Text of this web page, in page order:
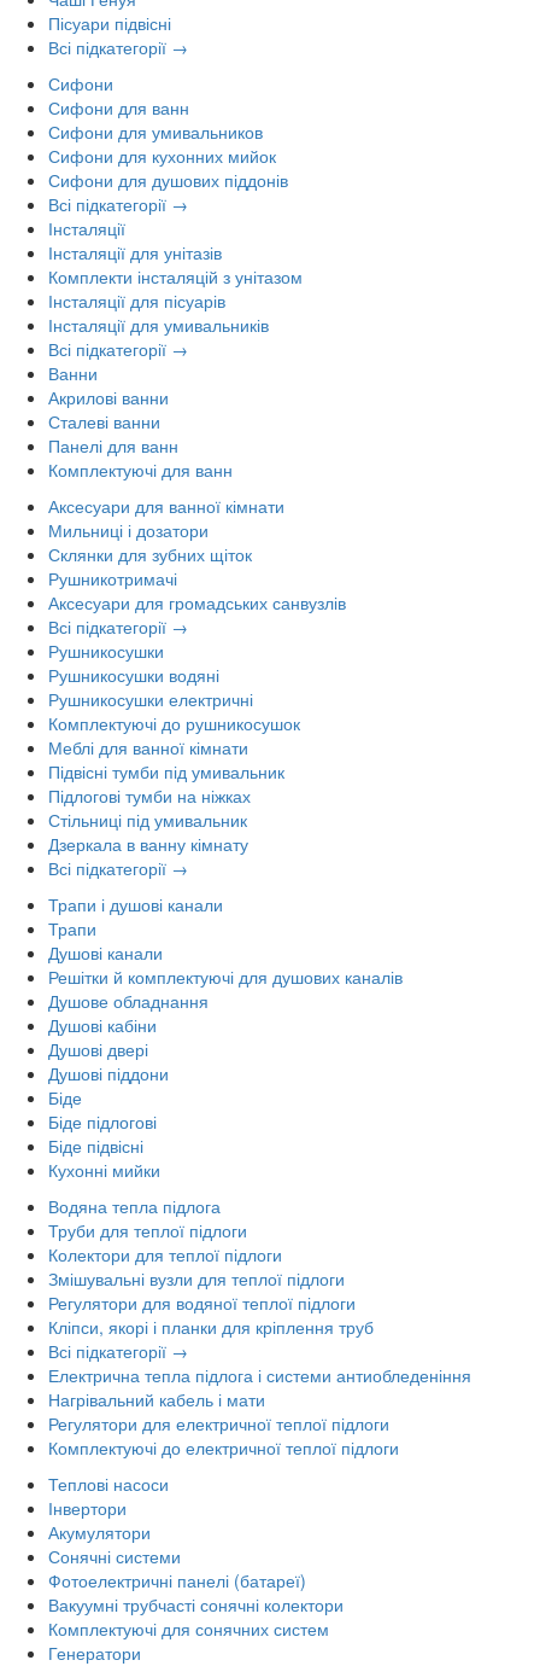
Пісуари підвісні
Всі підкатегорії →
Сифони
Сифони для ванн
Сифони для умивальников
Сифони для кухонних мийок
Сифони для душових піддонів
Всі підкатегорії →
Інсталяції
Інсталяції для унітазів
Комплекти інсталяцій з унітазом
Інсталяції для пісуарів
Інсталяції для умивальників
Всі підкатегорії →
Ванни
Акрилові ванни
Сталеві ванни
Панелі для ванн
Комплектуючі для ванн
Аксесуари для ванної кімнати
Мильниці і дозатори
Склянки для зубних щіток
Рушникотримачі
Аксесуари для громадських санвузлів
Всі підкатегорії →
Рушникосушки
Рушникосушки водяні
Рушникосушки електричні
Комплектуючі до рушникосушок
Меблі для ванної кімнати
Підвісні тумби під умивальник
Підлогові тумби на ніжках
Стільниці під умивальник
Дзеркала в ванну кімнату
Всі підкатегорії →
Трапи і душові канали
Трапи
Душові канали
Решітки й комплектуючі для душових каналів
Душове обладнання
Душові кабіни
Душові двері
Душові піддони
Біде
Біде підлогові
Біде підвісні
Кухонні мийки
Водяна тепла підлога
Труби для теплої підлоги
Колектори для теплої підлоги
Змішувальні вузли для теплої підлоги
Регулятори для водяної теплої підлоги
Кліпси, якорі і планки для кріплення труб
Всі підкатегорії →
Електрична тепла підлога і системи антиобледеніння
Нагрівальний кабель і мати
Регулятори для електричної теплої підлоги
Комплектуючі до електричної теплої підлоги
Теплові насоси
Інвертори
Акумулятори
Сонячні системи
Фотоелектричні панелі (батареї)
Вакуумні трубчасті сонячні колектори
Комплектуючі для сонячних систем
Генератори